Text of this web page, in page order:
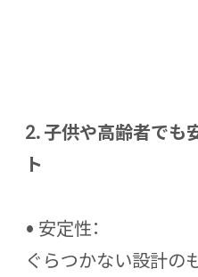
2. 子供や高齢者でも
ト
• 安定性：
ぐらつかない設計の